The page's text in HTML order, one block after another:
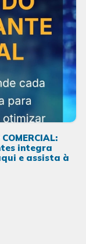
integra
e assista à